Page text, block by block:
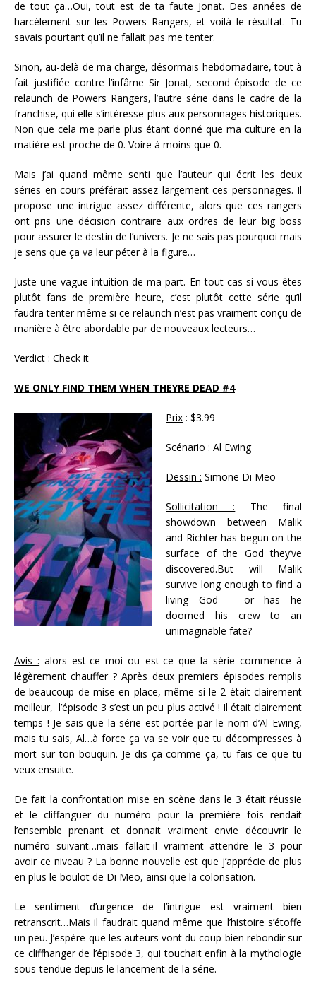
de tout ça…Oui, tout est de ta faute Jonat. Des années de
harcèlement sur les Powers Rangers, et voilà le résultat. Tu
savais pourtant qu’il ne fallait pas me tenter.
Sinon, au-delà de ma charge, désormais hebdomadaire, tout à
fait justifiée contre l’infâme Sir Jonat, second épisode de ce
relaunch de Powers Rangers, l’autre série dans le cadre de la
franchise, qui elle s’intéresse plus aux personnages historiques.
Non que cela me parle plus étant donné que ma culture en la
matière est proche de 0. Voire à moins que 0.
Mais j’ai quand même senti que l’auteur qui écrit les deux
séries en cours préférait assez largement ces personnages. Il
propose une intrigue assez différente, alors que ces rangers
ont pris une décision contraire aux ordres de leur big boss
pour assurer le destin de l’univers. Je ne sais pas pourquoi mais
je sens que ça va leur péter à la figure…
Juste une vague intuition de ma part. En tout cas si vous êtes
plutôt fans de première heure, c’est plutôt cette série qu’il
faudra tenter même si ce relaunch n’est pas vraiment conçu de
manière à être abordable par de nouveaux lecteurs…
Verdict : Check it
WE ONLY FIND THEM WHEN THEYRE DEAD #4
Prix : $3.99
Scénario : Al Ewing
Dessin : Simone Di Meo
Sollicitation : The final
showdown between Malik
and Richter has begun on the
surface of the God they’ve
discovered.But will Malik
survive long enough to find a
living God – or has he
doomed his crew to an
unimaginable fate?
Avis : alors est-ce moi ou est-ce que la série commence à
légèrement chauffer ? Après deux premiers épisodes remplis
de beaucoup de mise en place, même si le 2 était clairement
meilleur, l’épisode 3 s’est un peu plus activé ! Il était clairement
temps ! Je sais que la série est portée par le nom d’Al Ewing,
mais tu sais, Al…à force ça va se voir que tu décompresses à
mort sur ton bouquin. Je dis ça comme ça, tu fais ce que tu
veux ensuite.
De fait la confrontation mise en scène dans le 3 était réussie
et le cliffanguer du numéro pour la première fois rendait
l’ensemble prenant et donnait vraiment envie découvrir le
numéro suivant…mais fallait-il vraiment attendre le 3 pour
avoir ce niveau ? La bonne nouvelle est que j’apprécie de plus
en plus le boulot de Di Meo, ainsi que la colorisation.
Le sentiment d’urgence de l’intrigue est vraiment bien
retranscrit…Mais il faudrait quand même que l’histoire s’étoffe
un peu. J’espère que les auteurs vont du coup bien rebondir sur
ce cliffhanger de l’épisode 3, qui touchait enfin à la mythologie
sous-tendue depuis le lancement de la série.